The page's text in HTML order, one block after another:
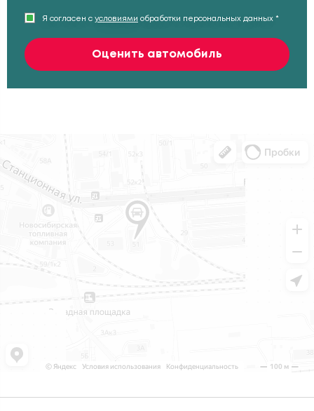
Я согласен с условиями обработки персональных данных *
Оценить автомобиль